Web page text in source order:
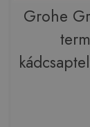
Grohe